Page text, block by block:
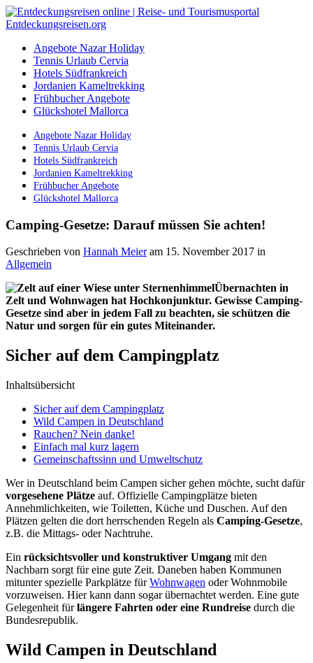
Angebote Nazar Holiday
Tennis Urlaub Cervia
Hotels Südfrankreich
Jordanien Kameltrekking
Frühbucher Angebote
Glückshotel Mallorca
Angebote Nazar Holiday
Tennis Urlaub Cervia
Hotels Südfrankreich
Jordanien Kameltrekking
Frühbucher Angebote
Glückshotel Mallorca
Camping-Gesetze: Darauf müssen Sie achten!
Geschrieben von Hannah Meier am 15. November 2017 in
Allgemein
Übernachten in
Zelt und Wohnwagen hat Hochkonjunktur. Gewisse Camping-
Gesetze sind aber in jedem Fall zu beachten, sie schützen die
Natur und sorgen für ein gutes Miteinander.
Sicher auf dem Campingplatz
Inhaltsübersicht
Sicher auf dem Campingplatz
Wild Campen in Deutschland
Rauchen? Nein danke!
Einfach mal kurz lagern
Gemeinschaftssinn und Umweltschutz
Wer in Deutschland beim Campen sicher gehen möchte, sucht dafür
vorgesehene Plätze auf. Offizielle Campingplätze bieten
Annehmlichkeiten, wie Toiletten, Küche und Duschen. Auf den
Plätzen gelten die dort herrschenden Regeln als Camping-Gesetze,
z.B. die Mittags- oder Nachtruhe.
Ein rücksichtsvoller und konstruktiver Umgang mit den
Nachbarn sorgt für eine gute Zeit. Daneben haben Kommunen
mitunter spezielle Parkplätze fürWohnwagen oder Wohnmobile
vorzuweisen. Hier kann dann sogar übernachtet werden. Eine gute
Gelegenheit fürlängere Fahrten oder eine Rundreise durch die
Bundesrepublik.
Wild Campen in Deutschland